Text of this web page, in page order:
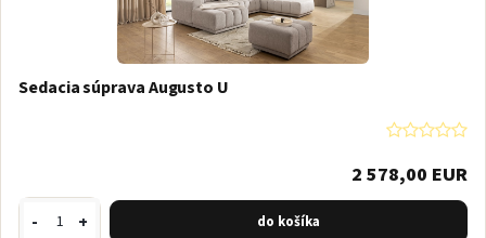
Sedacia súprava Augusto U
2 578,00 EUR
- +